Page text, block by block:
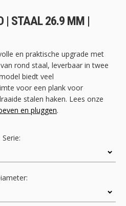
| STAAL 26.9 MM |
en praktische upgrade met
rond staal, leverbaar in twee
biedt veel
voor een plank voor
stalen haken. Lees onze
en pluggen.
Serie: